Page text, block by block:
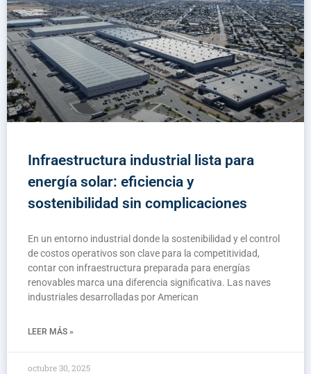
Infraestructura industrial lista para
energía solar: eficiencia y
sostenibilidad sin complicaciones
En un entorno industrial donde la sostenibilidad y el control
de costos operativos son clave para la competitividad,
contar con infraestructura preparada para energías
renovables marca una diferencia significativa. Las naves
industriales desarrolladas por American
LEER MÁS »
octubre 30, 2025